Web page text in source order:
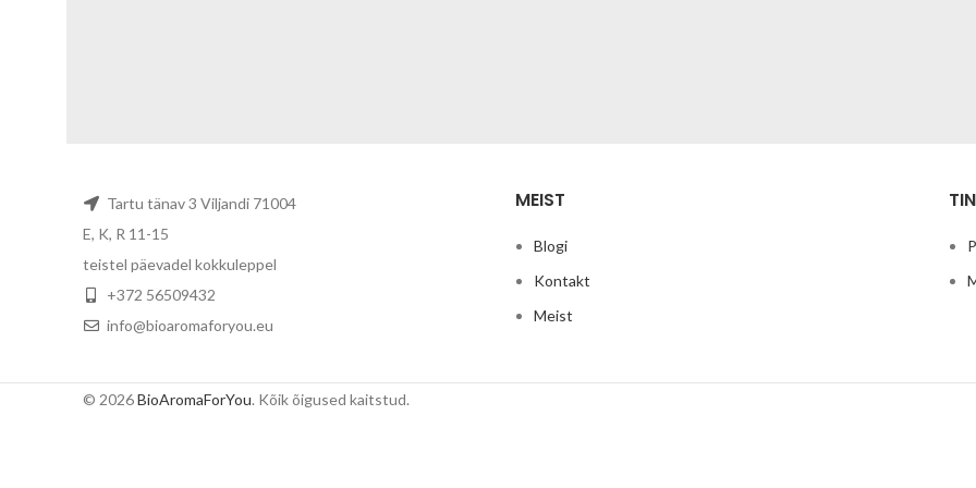
Furniture
A lacus bibendum pulvinar Rhoncus quisque sollicitudin
Tartu tänav 3 Viljandi 71004
E, K, R 11-15
teistel päevadel kokkuleppel
+372 56509432
info@bioaromaforyou.eu
MEIST
Blogi
Kontakt
Meist
© 2026BioAromaForYou. Kõik õigused kaitstud.